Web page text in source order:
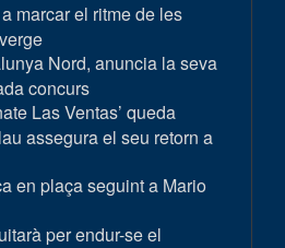
marcar el ritme de les
Nord, anuncia la seva
concurs
Las Ventas’ queda
assegura el seu retorn a
en plaça seguint a Mario
per endur-se el